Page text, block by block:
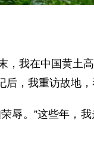
，我在中国黄土
，我重访故地
辱。”这些年，